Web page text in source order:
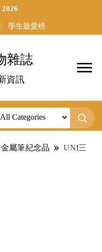
學生最愛榜
雜誌
資訊
金屬筆紀念品
UNI三